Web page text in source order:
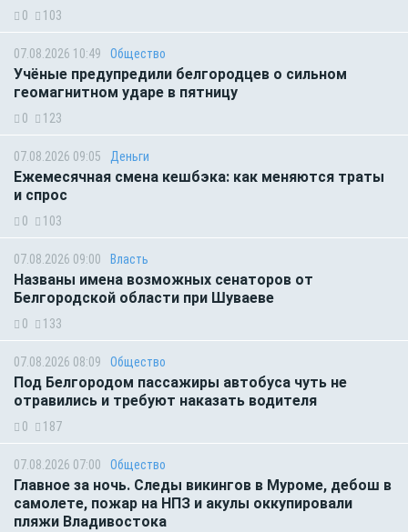
0 103
07.08.2026 10:49 Общество
Учёные предупредили белгородцев о сильном
геомагнитном ударе в пятницу
0 123
07.08.2026 09:05 Деньги
Ежемесячная смена кешбэка: как меняются траты
и спрос
0 103
07.08.2026 09:00 Власть
Названы имена возможных сенаторов от
Белгородской области при Шуваеве
0 133
07.08.2026 08:09 Общество
Под Белгородом пассажиры автобуса чуть не
отравились и требуют наказать водителя
0 187
07.08.2026 07:00 Общество
Главное за ночь. Следы викингов в Муроме, дебош в
самолете, пожар на НПЗ и акулы оккупировали
пляжи Владивостока